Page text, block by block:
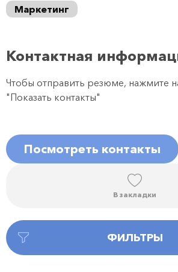
Маркетинг
Контактная
Чтобы отправить резюме, нажмите
"Показать контакты"
Посмотреть контакты
В закладки
ФИЛЬТРЫ